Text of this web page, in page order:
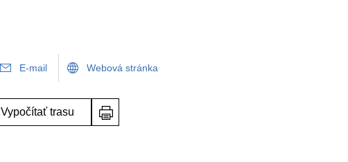
E-mail Webová stránka
Vypočítať trasu